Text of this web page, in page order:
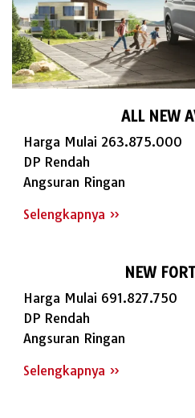
ALL NEW
Harga Mulai 263.875.000
DP Rendah
Angsuran Ringan
Selengkapnya »
NEW
Harga Mulai 691.827.750
DP Rendah
Angsuran Ringan
Selengkapnya »